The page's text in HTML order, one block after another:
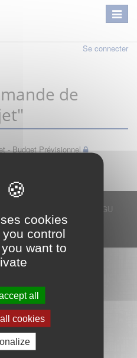
Se connecter
de
- Budget Prévisionnel
CGU
FAQ
Contact
par6Tzen
cookies
control
want to
all
cookies